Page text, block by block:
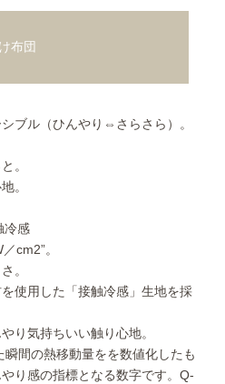
布団
ブル（ひんやり⇔さらさら）。
。
。
冷感
cm2”。
。
使用した「接触冷感」生地を採
り気持ちいい触り心地。
瞬間の熱移動量をを数値化したも
り感の指標となる数字です。Q-